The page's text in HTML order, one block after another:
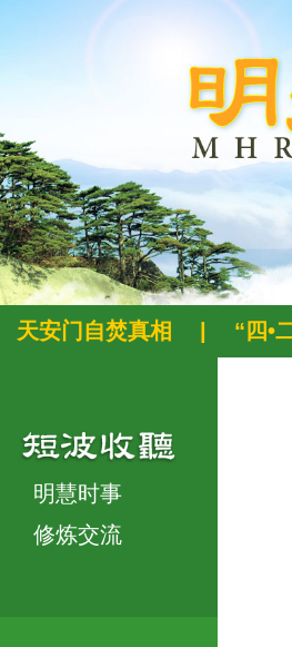
天安门自焚真相 “四•
明慧时事
修炼交流